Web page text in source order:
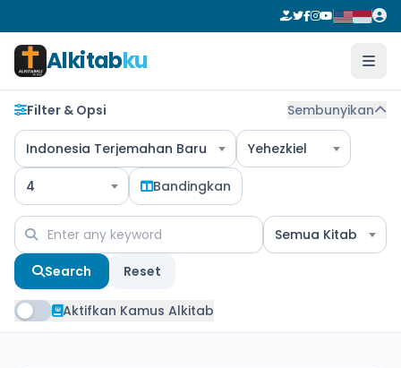
Alkitabku
Filter & Opsi Sembunyikan
Indonesia Terjemahan Baru Yehezkiel
4 Bandingkan
Semua Kitab
Search Reset
Aktifkan Kamus Alkitab